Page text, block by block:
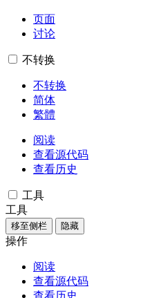
页面
讨论
不转换
不转换
简体
繁體
阅读
查看源代码
查看历史
工具
工具
移至侧栏 隐藏
操作
阅读
查看源代码
查看历史